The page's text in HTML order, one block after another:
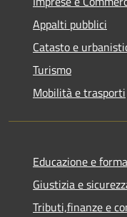
Appalti pubblici
Catasto e
Turismo
Mobilità e trasporti
Educazione e
Giustizia e
Tributi,finanze e